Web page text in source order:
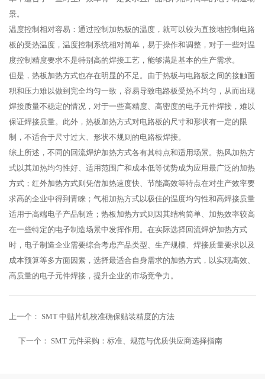
景。
温度控制相对容易：通过控制加热板的温度，就可以较为直接地控制电路
板的受热温度，温度控制系统相对简单，易于操作和调整，对于一些对温
度控制精度要求不是特别高的焊接工艺，能够满足基本的生产需求。
但是，热板加热方式也存在明显的不足。由于热板与电路板之间的接触面
积和压力难以做到完全均匀一致，容易导致电路板受热不均匀，从而出现
焊接质量不稳定的情况，对于一些高精度、高密度的电子元件焊接，难以
保证焊接质量。此外，热板加热方式对电路板的尺寸和形状有一定的限
制，不适合于尺寸过大、形状不规则的电路板焊接。
综上所述，不同的回流焊炉加热方式各有其特点和适用场景。热风加热方
式以其加热均匀性好、适用范围广和成本低等优势成为应用最广泛的加热
方式；红外加热方式则凭借加热速度快、节能高效等特点在对生产效率要
求高的企业中得到青睐；气相加热方式以极佳的温度均匀性和高焊接质量
适用于高端电子产品制造；热板加热方式则因其结构简单、加热效率较高
在一些特定的电子制造场景中发挥作用。在实际选择回流焊炉加热方式
时，电子制造企业需要综合考虑产品类型、生产规模、焊接质量要求以及
成本预算等多方面因素，选择最适合自身需求的加热方式，以实现高效、
高质量的电子元件焊接，提升企业的市场竞争力。
上一个： SMT 中贴片机校准确保贴装精度的方法
下一个： SMT 元件采购：标准、规范与优质供应商选择指南